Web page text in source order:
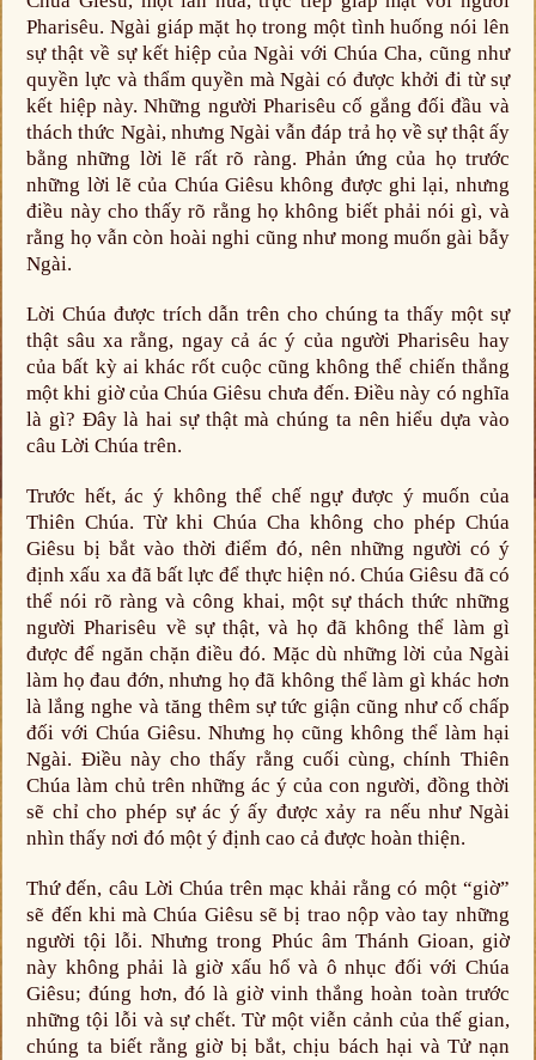
Pharisêu. Ngài giáp mặt họ trong một tình huống nói lên
sự thật về sự kết hiệp của Ngài với Chúa Cha, cũng như
quyền lực và thẩm quyền mà Ngài có được khởi đi từ sự
kết hiệp này. Những người Pharisêu cố gắng đối đầu và
thách thức Ngài, nhưng Ngài vẫn đáp trả họ về sự thật ấy
bằng những lời lẽ rất rõ ràng. Phản ứng của họ trước
những lời lẽ của Chúa Giêsu không được ghi lại, nhưng
điều này cho thấy rõ rằng họ không biết phải nói gì, và
rằng họ vẫn còn hoài nghi cũng như mong muốn gài bẫy
Ngài.
Lời Chúa được trích dẫn trên cho chúng ta thấy một sự
thật sâu xa rằng, ngay cả ác ý của người Pharisêu hay
của bất kỳ ai khác rốt cuộc cũng không thể chiến thắng
một khi giờ của Chúa Giêsu chưa đến. Điều này có nghĩa
là gì? Đây là hai sự thật mà chúng ta nên hiểu dựa vào
câu Lời Chúa trên.
Trước hết, ác ý không thể chế ngự được ý muốn của
Thiên Chúa. Từ khi Chúa Cha không cho phép Chúa
Giêsu bị bắt vào thời điểm đó, nên những người có ý
định xấu xa đã bất lực để thực hiện nó. Chúa Giêsu đã có
thể nói rõ ràng và công khai, một sự thách thức những
người Pharisêu về sự thật, và họ đã không thể làm gì
được để ngăn chặn điều đó. Mặc dù những lời của Ngài
làm họ đau đớn, nhưng họ đã không thể làm gì khác hơn
là lắng nghe và tăng thêm sự tức giận cũng như cố chấp
đối với Chúa Giêsu. Nhưng họ cũng không thể làm hại
Ngài. Điều này cho thấy rằng cuối cùng, chính Thiên
Chúa làm chủ trên những ác ý của con người, đồng thời
sẽ chỉ cho phép sự ác ý ấy được xảy ra nếu như Ngài
nhìn thấy nơi đó một ý định cao cả được hoàn thiện.
Thứ đến, câu Lời Chúa trên mạc khải rằng có một “giờ”
sẽ đến khi mà Chúa Giêsu sẽ bị trao nộp vào tay những
người tội lỗi. Nhưng trong Phúc âm Thánh Gioan, giờ
này không phải là giờ xấu hổ và ô nhục đối với Chúa
Giêsu; đúng hơn, đó là giờ vinh thắng hoàn toàn trước
những tội lỗi và sự chết. Từ một viễn cảnh của thế gian,
chúng ta biết rằng giờ bị bắt, chịu bách hại và Tử nạn